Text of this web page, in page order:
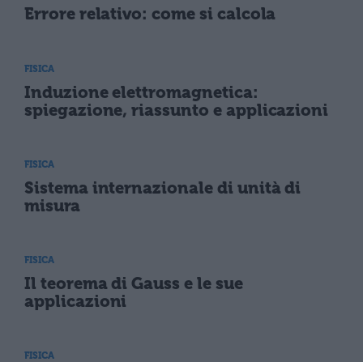
Errore relativo: come si calcola
FISICA
Induzione elettromagnetica:
spiegazione, riassunto e applicazioni
FISICA
Sistema internazionale di unità di
misura
FISICA
Il teorema di Gauss e le sue
applicazioni
FISICA